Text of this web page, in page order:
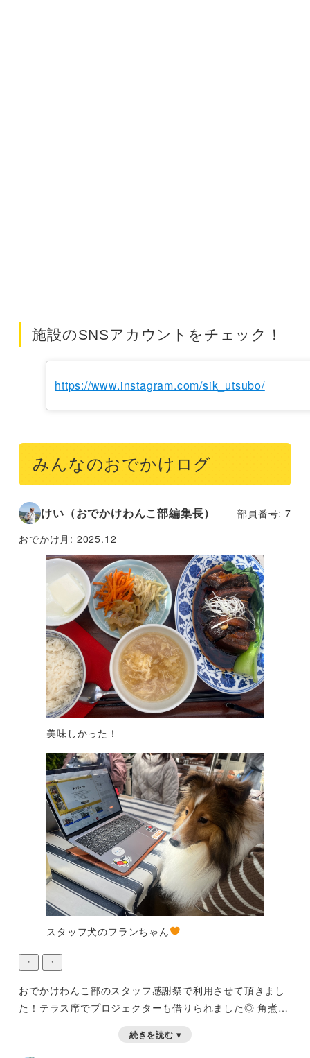
施設のSNSアカウントをチェック！
https://www.instagram.com/sik_utsubo/
みんなのおでかけログ
けい（おでかけわんこ部編集長）
部員番号: 7
おでかけ月: 2025.12
美味しかった！
スタッフ犬のフランちゃん
・ ・
おでかけわんこ部のスタッフ感謝祭で利用させて頂きまし
た！テラス席でプロジェクターも借りられました◎ 角煮が
続きを読む ▾